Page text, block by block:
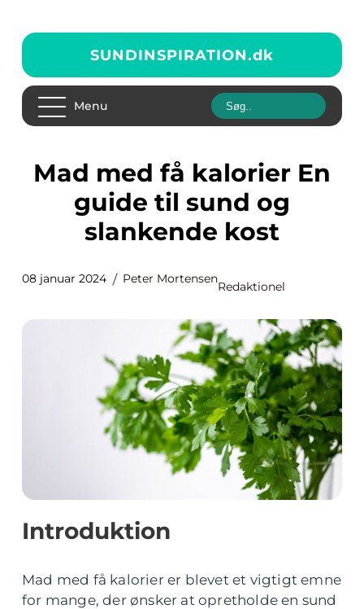
SUNDINSPIRATION.dk
Menu
Mad med få kalorier En
guide til sund og
slankende kost
08 januar 2024 Peter Mortensen
Redaktionel
Introduktion
Mad med få kalorier er blevet et vigtigt emne
for mange, der ønsker at opretholde en sund